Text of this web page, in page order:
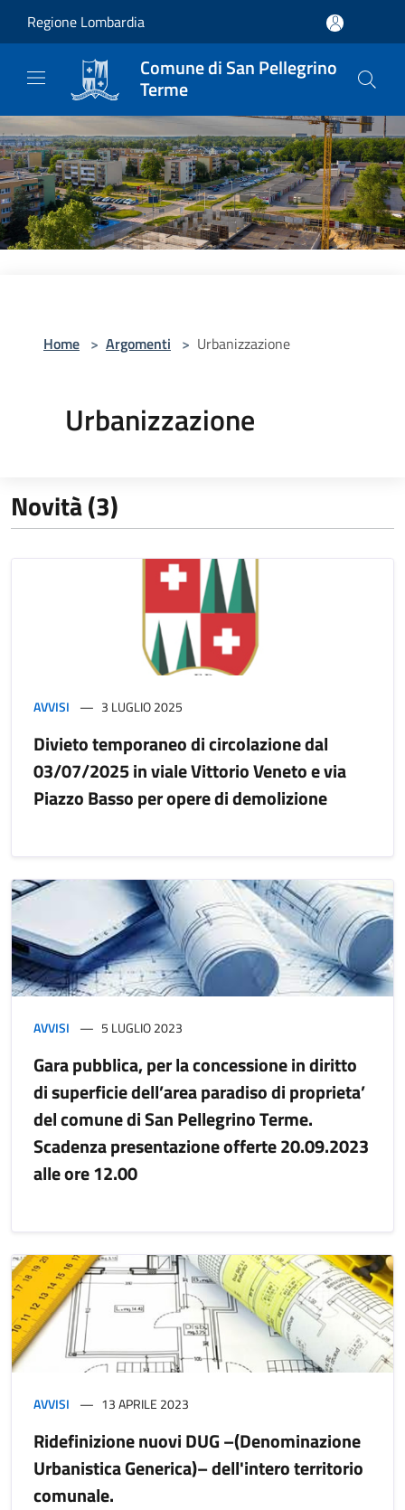
Regione Lombardia
Comune di San Pellegrino
Terme
Home > Argomenti > Urbanizzazione
Urbanizzazione
Novità (3)
AVVISI 3 LUGLIO 2025
Divieto temporaneo di circolazione dal
03/07/2025 in viale Vittorio Veneto e via
Piazzo Basso per opere di demolizione
AVVISI 5 LUGLIO 2023
Gara pubblica, per la concessione in diritto
di superficie dell’area paradiso di proprieta’
del comune di San Pellegrino Terme.
Scadenza presentazione offerte 20.09.2023
alle ore 12.00
AVVISI 13 APRILE 2023
Ridefinizione nuovi DUG –(Denominazione
Urbanistica Generica)– dell'intero territorio
comunale.